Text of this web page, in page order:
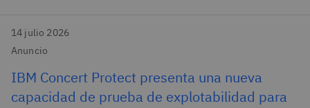
14 julio 2026
Anuncio
IBM Concert Protect presenta una nueva
capacidad de prueba de explotabilidad para